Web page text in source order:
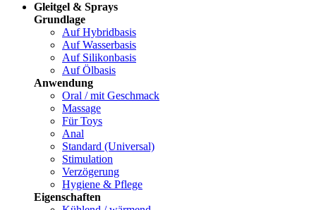
Gleitgel & Sprays
Grundlage
Auf Hybridbasis
Auf Wasserbasis
Auf Silikonbasis
Auf Ölbasis
Anwendung
Oral / mit Geschmack
Massage
Für Toys
Anal
Standard (Universal)
Stimulation
Verzögerung
Hygiene & Pflege
Eigenschaften